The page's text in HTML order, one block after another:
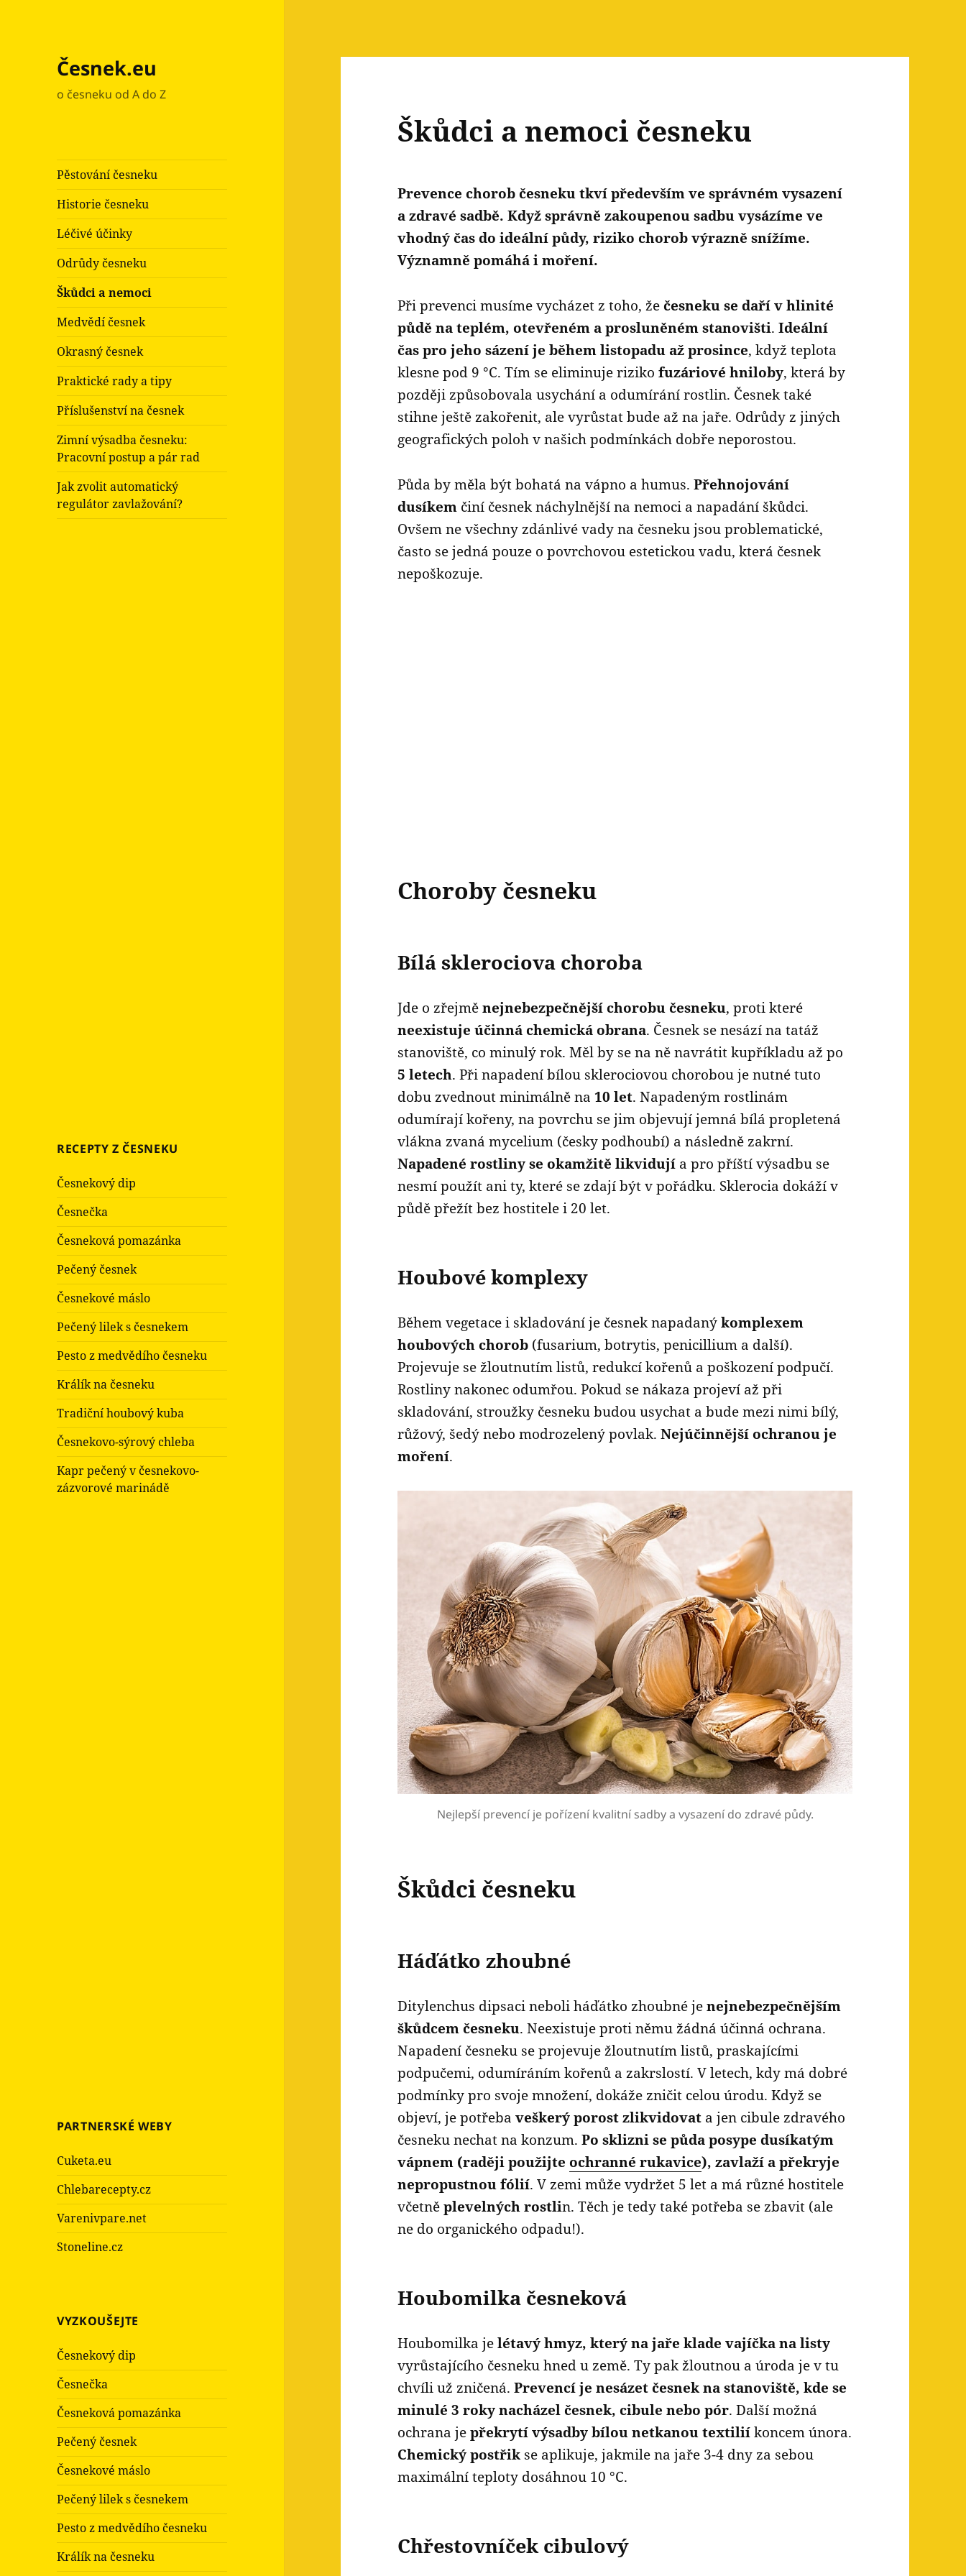
Česnek.eu
o česneku od A do Z
Pěstování česneku
Historie česneku
Léčivé účinky
Odrůdy česneku
Škůdci a nemoci
Medvědí česnek
Okrasný česnek
Praktické rady a tipy
Příslušenství na česnek
Zimní výsadba česneku:
Pracovní postup a pár rad
Jak zvolit automatický
regulátor zavlažování?
RECEPTY Z ČESNEKU
Česnekový dip
Česnečka
Česneková pomazánka
Pečený česnek
Česnekové máslo
Pečený lilek s česnekem
Pesto z medvědího česneku
Králík na česneku
Tradiční houbový kuba
Česnekovo-sýrový chleba
Kapr pečený v česnekovo-
zázvorové marinádě
PARTNERSKÉ WEBY
Cuketa.eu
Chlebarecepty.cz
Varenivpare.net
Stoneline.cz
VYZKOUŠEJTE
Česnekový dip
Česnečka
Česneková pomazánka
Pečený česnek
Česnekové máslo
Pečený lilek s česnekem
Pesto z medvědího česneku
Králík na česneku
Škůdci a nemoci česneku
Prevence chorob česneku tkví především ve správném vysazení
a zdravé sadbě. Když správně zakoupenou sadbu vysázíme ve
vhodný čas do ideální půdy, riziko chorob výrazně snížíme.
Významně pomáhá i moření.
Při prevenci musíme vycházet z toho, že česneku se daří v hlinité
půdě na teplém, otevřeném a prosluněném stanovišti. Ideální
čas pro jeho sázení je během listopadu až prosince, když teplota
klesne pod 9 °C. Tím se eliminuje rizikofuzáriové hniloby, která by
později způsobovala usychání a odumírání rostlin. Česnek také
stihne ještě zakořenit, ale vyrůstat bude až na jaře. Odrůdy z jiných
geografických poloh v našich podmínkách dobře neporostou.
Půda by měla být bohatá na vápno a humus.Přehnojování
dusíkem činí česnek náchylnější na nemoci a napadání škůdci.
Ovšem ne všechny zdánlivé vady na česneku jsou problematické,
často se jedná pouze o povrchovou estetickou vadu, která česnek
nepoškozuje.
Choroby česneku
Bílá sklerociova choroba
Jde o zřejměnejnebezpečnější chorobu česneku, proti které
neexistuje účinná chemická obrana. Česnek se nesází na tatáž
stanoviště, co minulý rok. Měl by se na ně navrátit kupříkladu až po
5 letech. Při napadení bílou sklerociovou chorobou je nutné tuto
dobu zvednout minimálně na 10 let. Napadeným rostlinám
odumírají kořeny, na povrchu se jim objevují jemná bílá propletená
vlákna zvaná mycelium (česky podhoubí) a následně zakrní.
Napadené rostliny se okamžitě likvidují a pro příští výsadbu se
nesmí použít ani ty, které se zdají být v pořádku. Sklerocia dokáží v
půdě přežít bez hostitele i 20 let.
Houbové komplexy
Během vegetace i skladování je česnek napadanýkomplexem
houbových chorob (fusarium, botrytis, penicillium a další).
Projevuje se žloutnutím listů, redukcí kořenů a poškození podpučí.
Rostliny nakonec odumřou. Pokud se nákaza projeví až při
skladování, stroužky česneku budou usychat a bude mezi nimi bílý,
růžový, šedý nebo modrozelený povlak.Nejúčinnější ochranou je
moření.
Nejlepší prevencí je pořízení kvalitní sadby a vysazení do zdravé půdy.
Škůdci česneku
Háďátko zhoubné
Ditylenchus dipsaci neboli háďátko zhoubné jenejnebezpečnějším
škůdcem česneku. Neexistuje proti němu žádná účinná ochrana.
Napadení česneku se projevuje žloutnutím listů, praskajícími
podpučemi, odumíráním kořenů a zakrslostí. V letech, kdy má dobré
podmínky pro svoje množení, dokáže zničit celou úrodu. Když se
objeví, je potřebaveškerý porost zlikvidovat a jen cibule zdravého
česneku nechat na konzum.Po sklizni se půda posype dusíkatým
vápnem (raději použijte ochranné rukavice), zavlaží a překryje
nepropustnou fólií. V zemi může vydržet 5 let a má různé hostitele
včetněplevelných rostlin. Těch je tedy také potřeba se zbavit (ale
ne do organického odpadu!).
Houbomilka česneková
Houbomilka jelétavý hmyz, který na jaře klade vajíčka na listy
vyrůstajícího česneku hned u země. Ty pak žloutnou a úroda je v tu
chvíli už zničená.Prevencí je nesázet česnek na stanoviště, kde se
minulé 3 roky nacházel česnek, cibule nebo pór. Další možná
ochrana jepřekrytí výsadby bílou netkanou textiliíkoncem února.
Chemický postřik se aplikuje, jakmile na jaře 3-4 dny za sebou
maximální teploty dosáhnou 10 °C.
Chřestovníček cibulový